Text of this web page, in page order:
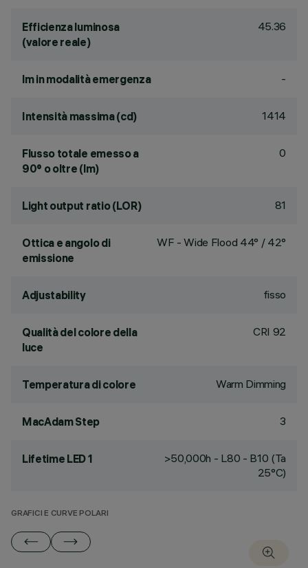
Efficienza luminosa
(valore reale)
45.36
lm in modalità emergenza -
Intensità massima (cd) 1414
Flusso totale emesso a
90° o oltre (lm)
0
Light output ratio (LOR) 81
Ottica e angolo di
emissione
WF - Wide Flood 44° / 42°
Adjustability fisso
Qualità del colore della
luce
CRI 92
Temperatura di colore Warm Dimming
MacAdam Step 3
Lifetime LED 1
>50,000h - L80 - B10 (Ta
25°C)
GRAFICI E CURVE POLARI